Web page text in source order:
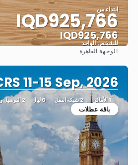
ابتداء من
IQD925,766
IQD925,766
للشخص الواحد
الوجهة:القاهرة
11-15 Sep, 2026
1 الأماكن 2 شبكة النقل 6 ليال 2 التوصيل والنقل
باقة عطلات